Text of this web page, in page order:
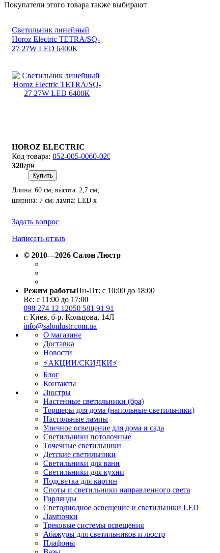
Покупатели этого товара также выбирают
Светильник линейный
Horoz Electric TETRA/SQ-
27 27W LED 6400К
HOROZ ELECTRIC
052-005-0060-020
320грн
Купить
Длина: 60 см; высота: 2,7 см;
ширина: 7 см; лампа: LED х
Задать вопрос
Написать отзыв
© 2010—2026 Салон Люстр
Режим работыПн-Пт: с 10:00 до 18:00
Вс: с 11:00 до 17:00
098 274 12 12050 581 91 91
г. Киев, б-р. Кольцова, 14Л
info@salonlustr.com.ua
О магазине
Доставка
Новости
⚡АКЦИИ/СКИДКИ⚡
Блог
Контакты
Люстры
Настенные светильники (бра)
Торшеры для дома (напольные светильники)
Настольные лампы
Уличное освещение для дома и сада
Светильники потолочные
Точечные светильники
Детские светильники
Светильники для ванн
Светильники для кухни
Подсветка для картин
Споты и светильники направленного света
Гирлянды
Светодиодное освещение и светильники LED
Лампочки
Трековые системы освещения
Абажуры для светильников и люстр
Плафоны